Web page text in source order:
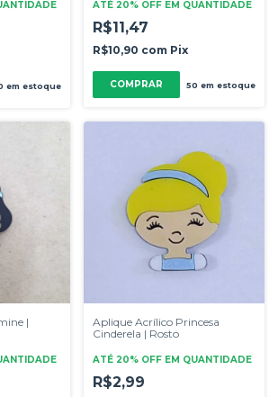
em estoque
ATÉ 20% OFF EM QUANTIDADE
R$11,47
R$10,90 com Pix
50 em estoque
|
Aplique Acrílico Princesa
Cinderela | Rosto
ATÉ 20% OFF EM QUANTIDADE
R$2,99